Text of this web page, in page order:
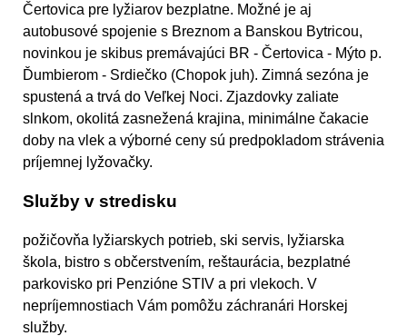
Čertovica pre lyžiarov bezplatne. Možné je aj
autobusové spojenie s Breznom a Banskou Bytricou,
novinkou je skibus premávajúci BR - Čertovica - Mýto p.
Ďumbierom - Srdiečko (Chopok juh). Zimná sezóna je
spustená a trvá do Veľkej Noci. Zjazdovky zaliate
slnkom, okolitá zasnežená krajina, minimálne čakacie
doby na vlek a výborné ceny sú predpokladom strávenia
príjemnej lyžovačky.
Služby v stredisku
požičovňa lyžiarskych potrieb, ski servis, lyžiarska
škola, bistro s občerstvením, reštaurácia, bezplatné
parkovisko pri Penzióne STIV a pri vlekoch. V
nepríjemnostiach Vám pomôžu záchranári Horskej
služby.